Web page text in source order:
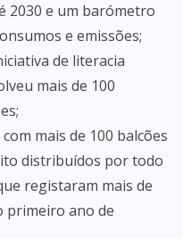
2030 e um barómetro
e emissões;
de literacia
mais de 100
mais de 100 balcões
distribuídos por todo
registaram mais de
primeiro ano de